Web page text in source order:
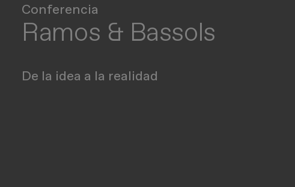
Conferencia
Ramos & Bassols
De la idea a la realidad